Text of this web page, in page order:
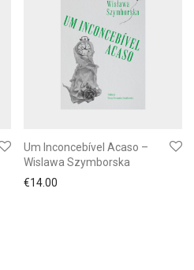
Um Inconcebível Acaso –
Wislawa Szymborska
€14.00